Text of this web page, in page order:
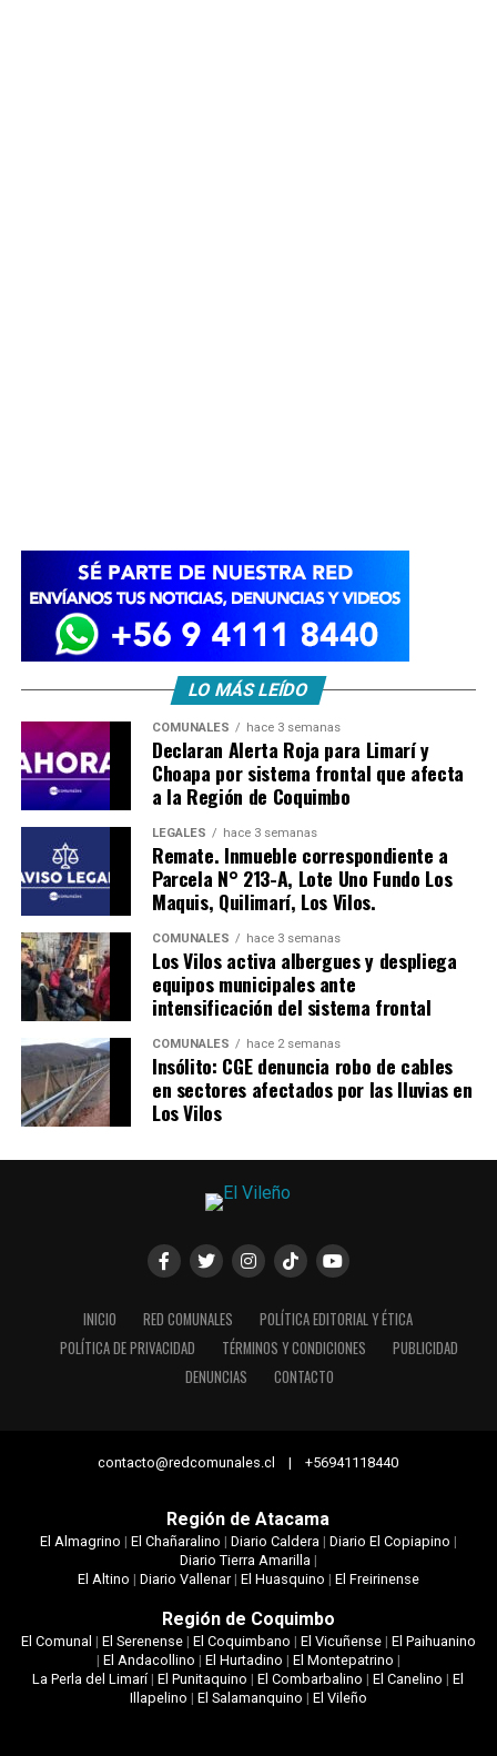
LO MÁS LEÍDO
COMUNALES hace 3 semanas
Declaran Alerta Roja para Limarí y
Choapa por sistema frontal que afecta
a la Región de Coquimbo
LEGALES hace 3 semanas
Remate. Inmueble correspondiente a
Parcela N° 213-A, Lote Uno Fundo Los
Maquis, Quilimarí, Los Vilos.
COMUNALES hace 3 semanas
Los Vilos activa albergues y despliega
equipos municipales ante
intensificación del sistema frontal
COMUNALES hace 2 semanas
Insólito: CGE denuncia robo de cables
en sectores afectados por las lluvias en
Los Vilos
INICIO RED COMUNALES
POLÍTICA EDITORIAL Y ÉTICA
POLÍTICA DE PRIVACIDAD
TÉRMINOS Y CONDICIONES
PUBLICIDAD
DENUNCIAS
CONTACTO
contacto@redcomunales.cl | +56941118440
Región de Atacama
El Almagrino | El Chañaralino | Diario Caldera | Diario El Copiapino |
Diario Tierra Amarilla |
El Altino | Diario Vallenar| El Huasquino | El Freirinense
Región de Coquimbo
El Comunal | El Serenense| El Coquimbano | El Vicuñense| El Paihuanino
| El Andacollino | El Hurtadino | El Montepatrino |
La Perla del Limarí|El Punitaquino |El Combarbalino |El Canelino |El
Illapelino | El Salamanquino | El Vileño